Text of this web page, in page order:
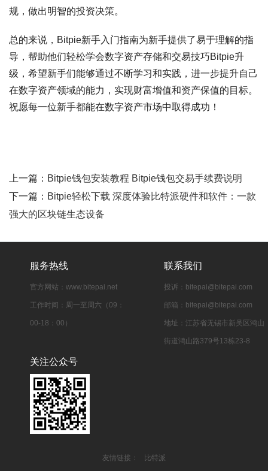
规，做出明智的投资决策。
总的来说，Bitpie新手入门指南为新手提供了易于理解的指
导，帮助他们轻松学会数字资产存储和交易技巧Bitpie升
级，希望新手们能够通过不断学习和实践，进一步提升自己
在数字资产领域的能力，实现财富增值和资产保值的目标。
祝愿每一位新手都能在数字资产市场中取得成功！
上一篇： Bitpie钱包安装教程 Bitpie钱包交易手续费说明
下一篇： Bitpie轻松下载 深度体验比特派硬件和软件：一款
强大的区块链生态设备
服务热线
官方网站：www.bitepai.net
工作时间：周一至周六（09：
00-18：00）
联系我们
投诉： bitepai@bitepai.com
邮箱： bitepai@bitepai.com
地址：江苏省无锡市新吴区鸿山
街道鸿山路379号13栋23‑8
关注公众号
友情链接： 比特派